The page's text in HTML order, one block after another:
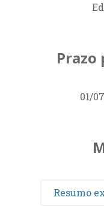
Prazo
01/
Resumo